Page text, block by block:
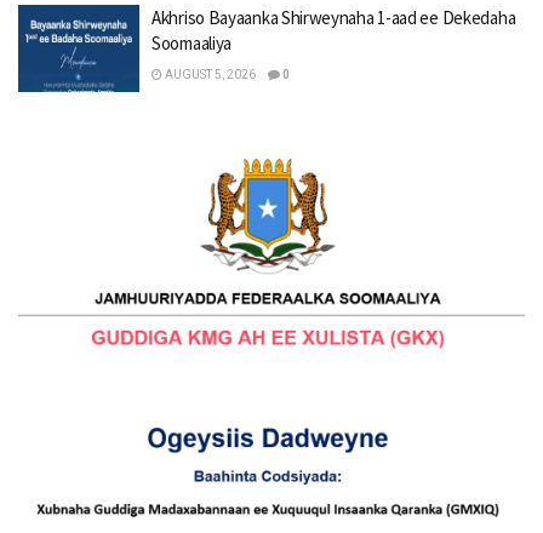
Akhriso Bayaanka Shirweynaha 1-aad ee Dekedaha
Soomaaliya
AUGUST 5, 2026 0